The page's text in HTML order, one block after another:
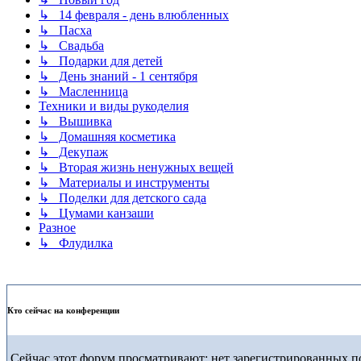
↳ 14 февраля - день влюбленных
↳ Пасха
↳ Свадьба
↳ Подарки для детей
↳ День знаний - 1 сентября
↳ Масленница
Техники и виды рукоделия
↳ Вышивка
↳ Домашняя косметика
↳ Декупаж
↳ Вторая жизнь ненужных вещей
↳ Материалы и инструменты
↳ Поделки для детского сада
↳ Цумами канзаши
Разное
↳ Флудилка
Кто сейчас на конференции